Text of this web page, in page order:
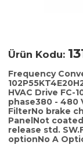
Ürün Kodu:
Frequency
HVAC Drive FC-
phase380 - 480
FilterNo brake
PanelNot
release std.
optionNo A